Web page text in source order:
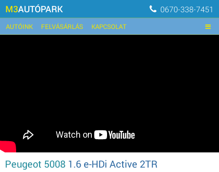
M3AUTÓPARK 0670-338-7451
AUTÓINK FELVÁSÁRLÁS KAPCSOLAT
Peugeot 5008 1.6 e-HDi Active 2TR